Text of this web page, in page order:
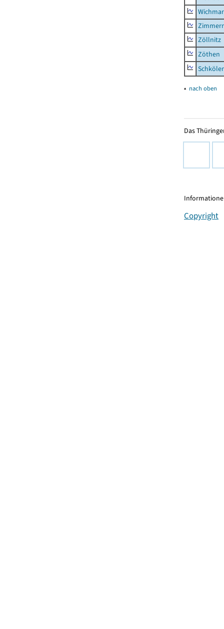
Wichmar
Zöllnitz
Zöthen
▴ nach oben
Das
Copyright